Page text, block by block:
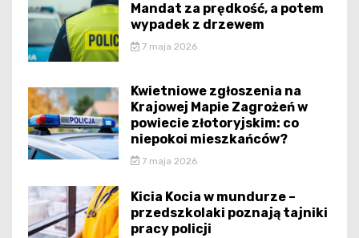
Mandat za prędkość, a potem
wypadek z drzewem
7 maja 2026
Kwietniowe zgłoszenia na
Krajowej Mapie Zagrożeń w
powiecie złotoryjskim: co
niepokoi mieszkańców?
7 maja 2026
Kicia Kocia w mundurze –
przedszkolaki poznają tajniki
pracy policji